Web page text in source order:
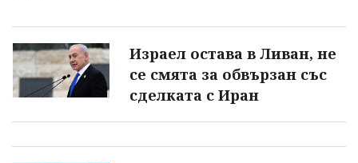
Израел остава в Ливан, не
се смята за обвързан със
сделката с Иран